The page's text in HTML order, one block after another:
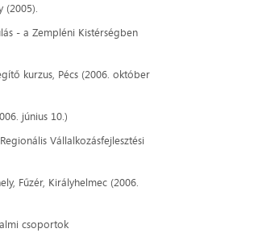
(2005).
- a Zempléni Kistérségben
kurzus, Pécs (2006. október
június 10.)
Vállalkozásfejlesztési
Fűzér, Királyhelmec (2006.
csoportok